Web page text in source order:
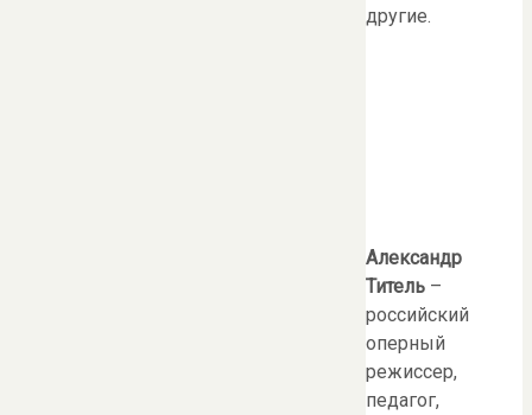
другие.
Александр
Титель –
российский
оперный
режиссер,
педагог,